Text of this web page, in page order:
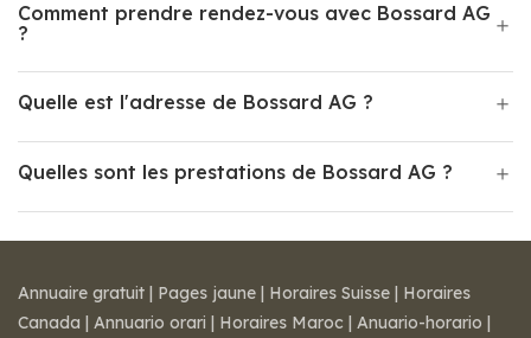
Comment prendre rendez-vous avec Bossard AG
?
Quelle est l'adresse de Bossard AG ?
Quelles sont les prestations de Bossard AG ?
Annuaire gratuit | Pages jaune | Horaires Suisse | Horaires
Canada | Annuario orari | Horaires Maroc | Anuario-horario |